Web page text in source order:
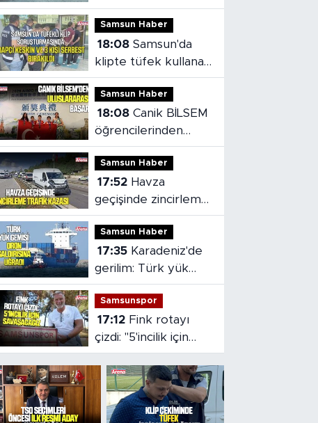
kazasında 1 kişi
yaralandı
Samsun Haber
18:08 Samsun'da
klipte tüfek kullanan
rapçi ve 3 kişi
serbest bırakıldı
Samsun Haber
18:08 Canik BİLSEM
öğrencilerinden
Vietnam'da madalya
başarısı
Samsun Haber
17:52
geçişinde zincirleme
trafik kazası: 2 kişi
yaralandı
Samsun Haber
17:35
gerilim: Türk yük
gemisi dron
saldırısına uğradı
Samsunspor
17:12
çizdi: "5'incilik için
savaşacağız